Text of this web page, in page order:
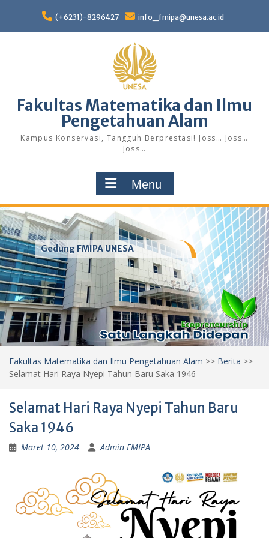
content
(+6231)-8296427 info_fmipa@unesa.ac.id
Fakultas Matematika dan Ilmu
Pengetahuan Alam
Kampus Konservasi, Tangguh Berprestasi! Joss… Joss…
Joss…
Menu
Gedung FMIPA UNESA
Fakultas Matematika dan Ilmu Pengetahuan Alam >> Berita >>
Selamat Hari Raya Nyepi Tahun Baru Saka 1946
Selamat Hari Raya Nyepi Tahun Baru
Saka 1946
Maret 10, 2024 Admin FMIPA